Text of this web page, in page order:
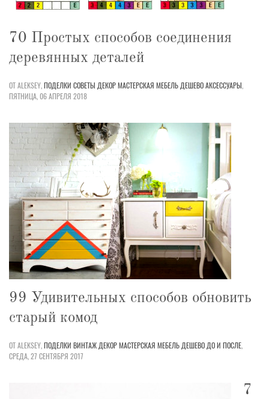
70 Простых способов соединения
деревянных деталей
ОТ ALEKSEY,ПОДЕЛКИ СОВЕТЫ ДЕКОРМАСТЕРСКАЯ МЕБЕЛЬ ДЕШЕВОАКСЕССУАРЫ,
ПЯТНИЦА, 06 АПРЕЛЯ 2018
99 Удивительных способов обновить
старый комод
ОТ ALEKSEY,ПОДЕЛКИ ВИНТАЖ ДЕКОРМАСТЕРСКАЯ МЕБЕЛЬ ДЕШЕВО ДО И ПОСЛЕ,
СРЕДА, 27 СЕНТЯБРЯ 2017
7